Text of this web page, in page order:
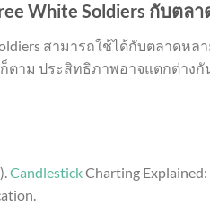
White Soldiers กับตล
สามารถใช้ได้กับตลาดห
าม ประสิทธิภาพอาจแตกต่าง
CandlestickCharting Explained: